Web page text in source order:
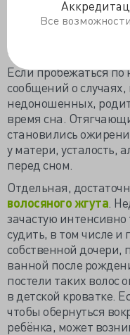
Все возможности
включённых в
не одни, а с кем-то из
Если пробежаться по
сообщений о
недоношенных,
время сна.
становились
у матери, усталость,
перед сном.
Отдельная,
волосяного жгута .
зачастую
судить, в том числе
собственной дочери,
ванной после
постели таких волос
в детской кроватке.
чтобы обернуться
ребёнка, может